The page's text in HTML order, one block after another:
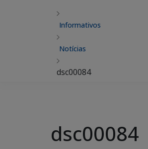
Informativos
Notícias
dsc00084
dsc00084